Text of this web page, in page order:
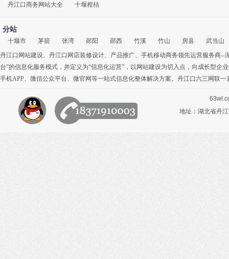
丹江口商务网站大全 十堰柑桔
分站
十堰市 茅箭 张湾 郧阳 郧西 竹溪 竹山 房县
武当山
丹江口网站建设、 丹江口网店装修设计、 产品推广、 手机移动商务领先运营服务商--
台”的信息化服务模式，并定义为“信息化运营”，以网站建设为切入点，向成长型企
手机APP、 微信公众平台、 微官网等一站式信息化整体解决方案。丹江口六三网联
地址：湖北省丹